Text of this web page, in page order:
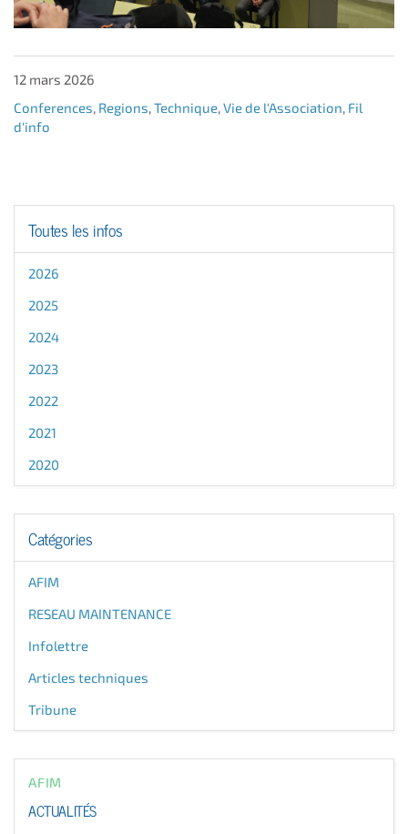
12 mars 2026
Conferences Regions Technique Vie de l'Association Fil
d'info
Toutes les infos
2026
2025
2024
2023
2022
2021
2020
Catégories
AFIM
RESEAU MAINTENANCE
Infolettre
Articles techniques
Tribune
AFIM
ACTUALITÉS